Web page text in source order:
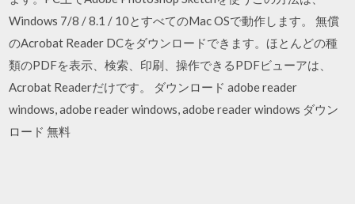
Windows 7/8 / 8.1 / 10とすべてのMac OSで動作します。 無償
のAcrobat Reader DCをダウンロードできます。ほとんどの種
類のPDFを表示、検索、印刷、操作できるPDFビューアは、
Acrobat Readerだけです。 ダウンロード adobe reader
windows, adobe reader windows, adobe reader windows ダウン
ロード 無料